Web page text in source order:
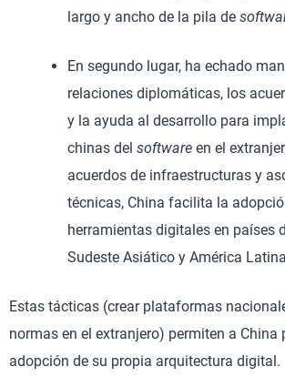
largo y ancho de la pila de
En segundo lugar, ha echado
relaciones diplomáticas, los
y la ayuda al desarrollo para
chinas del software en el
acuerdos de infraestructuras y
técnicas, China facilita la
herramientas digitales en países
Sudeste Asiático y América
Estas tácticas (crear plataformas
normas en el extranjero) permiten a China
adopción de su propia arquitectura digital.